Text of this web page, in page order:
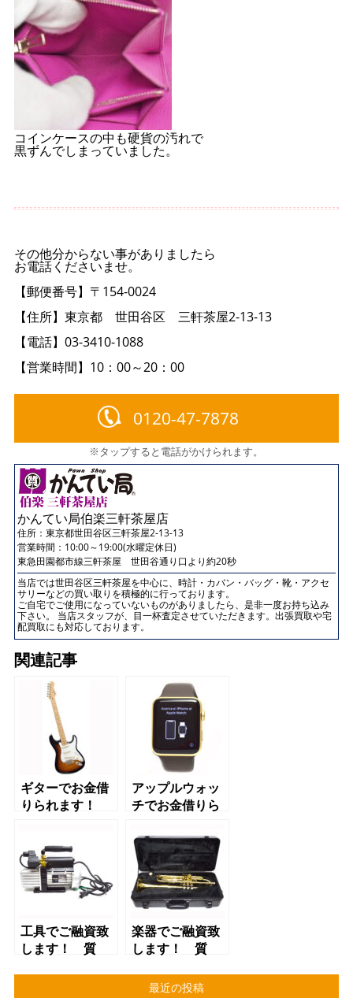
コインケースの中も硬貨の汚れで
黒ずんでしまっていました。
その他分からない事がありましたら
お電話くださいませ。
【郵便番号】〒154-0024
【住所】東京都 世田谷区 三軒茶屋2-13-13
【電話】03-3410-1088
【営業時間】10：00～20：00
0120-47-7878
※タップすると電話がかけられます。
かんてい局伯楽三軒茶屋店
住所： 東京都世田谷区三軒茶屋2-13-13
営業時間：10:00～19:00(水曜定休日)
東急田園都市線三軒茶屋 世田谷通り口より約20秒
当店では世田谷区三軒茶屋を中心に、時計・カバン・バッグ・靴・アクセ
サリーなどの買い取りを積極的に行っております。
ご自宅でご使用になっていないものがありましたら、是非一度お持ち込み
下さい。 当店スタッフが、目一杯査定させていただきます。出張買取や宅
配買取にも対応しております。
関連記事
ギターでお金借
りられます！
アップルウォッ
チでお金借りら
屋 かんてい
局 三軒茶屋店
工具でご融資致
します！ 質
楽器でご融資致
します！ 質
局 三軒茶屋店
最近の投稿